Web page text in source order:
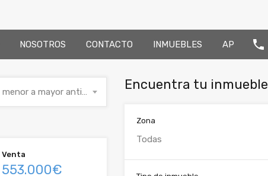
NOSOTROS CONTACTO INMUEBLES AP
De menor a mayor antigüedad
Venta
553.000€
Encuentra tu inmueble
Zona
Todas